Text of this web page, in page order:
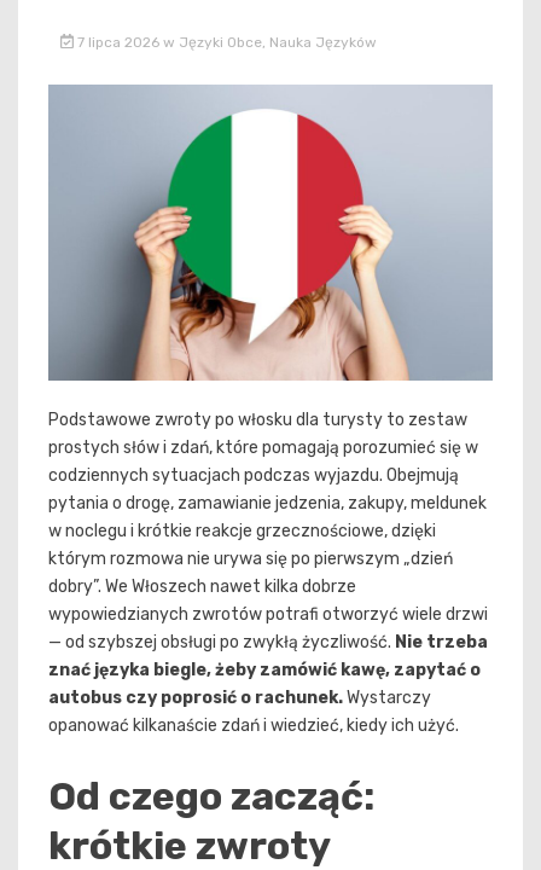
7 lipca 2026 w Języki Obce, Nauka Języków
Podstawowe zwroty po włosku dla turysty to zestaw
prostych słów i zdań, które pomagają porozumieć się w
codziennych sytuacjach podczas wyjazdu. Obejmują
pytania o drogę, zamawianie jedzenia, zakupy, meldunek
w noclegu i krótkie reakcje grzecznościowe, dzięki
którym rozmowa nie urywa się po pierwszym „dzień
dobry”. We Włoszech nawet kilka dobrze
wypowiedzianych zwrotów potrafi otworzyć wiele drzwi
— od szybszej obsługi po zwykłą życzliwość. Nie trzeba
znać języka biegle, żeby zamówić kawę, zapytać o
autobus czy poprosić o rachunek.Wystarczy
opanować kilkanaście zdań i wiedzieć, kiedy ich użyć.
Od czego zacząć:
krótkie zwroty